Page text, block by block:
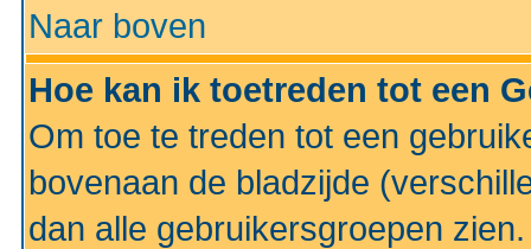
Naar boven
Hoe kan ik toetreden tot een
Om toe te treden tot een
bovenaan de bladzijde
dan alle gebruikersgroepen